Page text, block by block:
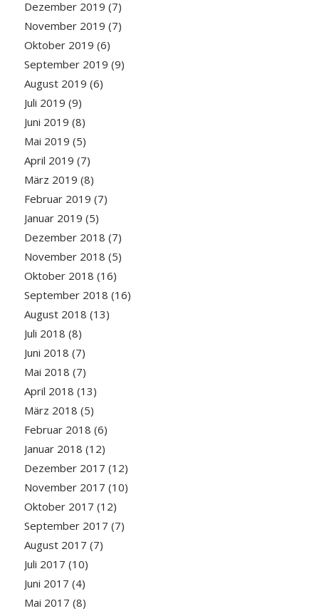
Dezember 2019 (7)
November 2019 (7)
Oktober 2019 (6)
September 2019 (9)
August 2019 (6)
Juli 2019 (9)
Juni 2019 (8)
Mai 2019 (5)
April 2019 (7)
März 2019 (8)
Februar 2019 (7)
Januar 2019 (5)
Dezember 2018 (7)
November 2018 (5)
Oktober 2018 (16)
September 2018 (16)
August 2018 (13)
Juli 2018 (8)
Juni 2018 (7)
Mai 2018 (7)
April 2018 (13)
März 2018 (5)
Februar 2018 (6)
Januar 2018 (12)
Dezember 2017 (12)
November 2017 (10)
Oktober 2017 (12)
September 2017 (7)
August 2017 (7)
Juli 2017 (10)
Juni 2017 (4)
Mai 2017 (8)